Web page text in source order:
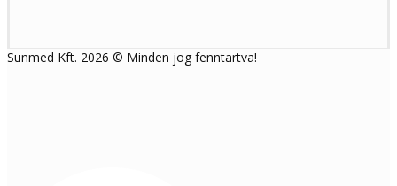
Sunmed Kft. 2026 © Minden jog fenntartva!